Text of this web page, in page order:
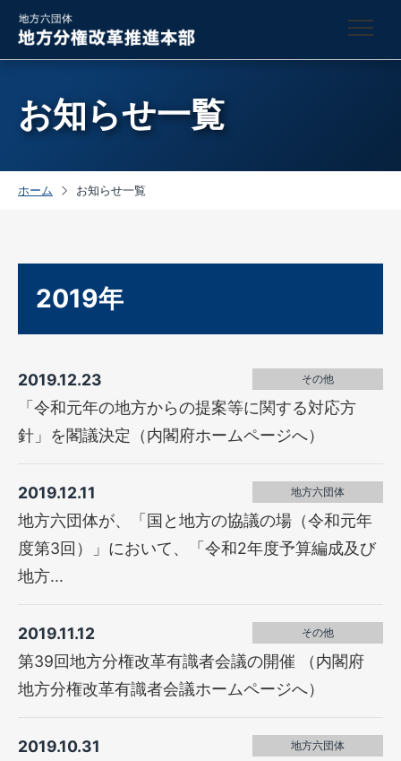
お知らせ一覧
ホーム お知らせ一覧
2019年
2019.12.23 その他
「令和元年の地方からの提案等に関する対応方
針」を閣議決定（内閣府ホームページへ）
2019.12.11 地方六団体
地方六団体が、「国と地方の協議の場（令和元年
度第3回）」において、「令和2年度予算編成及び
地方...
2019.11.12 その他
第39回地方分権改革有識者会議の開催 （内閣府
地方分権改革有識者会議ホームページへ）
2019.10.31 地方六団体